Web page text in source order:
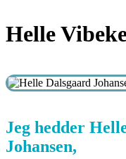
Helle
Jeg hedder
Johansen,